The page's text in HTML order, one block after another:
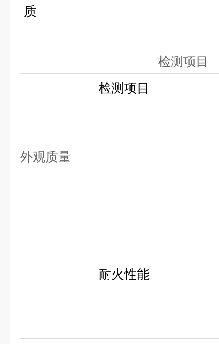
质
检测项目
检测项目
外观质量
耐火性能